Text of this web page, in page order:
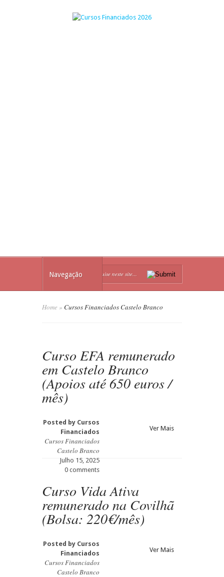
Navegação
Home » Cursos Financiados Castelo Branco
Curso EFA remunerado
em Castelo Branco
(Apoios até 650 euros /
mês)
Posted by Cursos
Financiados
Cursos Financiados
Castelo Branco
Julho 15, 2025
0 comments
Ver Mais
Curso Vida Ativa
remunerado na Covilhã
(Bolsa: 220€/mês)
Posted by Cursos
Financiados
Cursos Financiados
Castelo Branco
Ver Mais